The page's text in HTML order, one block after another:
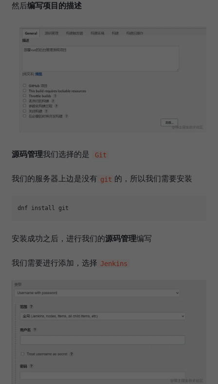
然后编写项目的描述
源码管理我们选择的是 Git
我们的服务器上边是没有 git 的，所以我们需要安装
安装成功之后，进行我们的源码管理编写
我们需要进行添加，选择 Jenkins